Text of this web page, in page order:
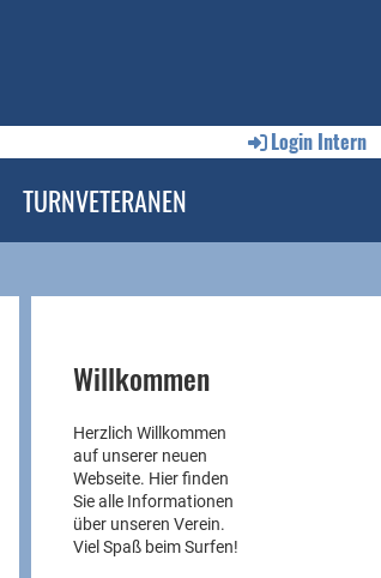
Login Intern
TURNVETERANEN
Willkommen
Herzlich Willkommen
auf unserer neuen
Webseite. Hier finden
Sie alle Informationen
über unseren Verein.
Viel Spaß beim Surfen!